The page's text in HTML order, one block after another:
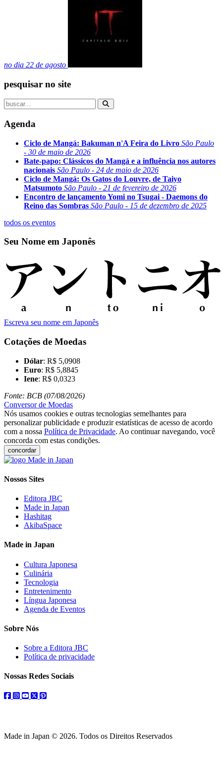
no dia 22 de agosto
pesquisar no site
Agenda
Ciclo de Mangá: Bakuman n'A Feira do Livro São Paulo
- 30 de maio de 2026
Bate-papo: Clássicos do Mangá e a influência nos autores
nacionais São Paulo - 24 de maio de 2026
Ciclo de Mangá: Os Gatos do Louvre, de Taiyo
Matsumoto São Paulo - 21 de fevereiro de 2026
Encontro de lançamento Yomi no Tsugai - Daemons do
Reino das Sombras São Paulo - 15 de dezembro de 2025
todos os eventos
Seu Nome em Japonês
Escreva seu nome em Japonês
Cotações de Moedas
Dólar: R$ 5,0908
Euro: R$ 5,8845
Iene: R$ 0,0323
Fonte: BCB (07/08/2026)
Conversor de Moedas
Nós usamos cookies e outras tecnologias semelhantes para
personalizar publicidade e produzir estatísticas de acesso de acordo
com a nossa Política de Privacidade. Ao continuar navegando, você
concorda com estas condições.
concordar
Nossos Sites
Editora JBC
Made in Japan
Hashitag
AkibaSpace
Made in Japan
Cultura Japonesa
Culinária
Tecnologia
Entretenimento
Língua Japonesa
Agenda de Eventos
Sobre Nós
Sobre a Editora JBC
Política de privacidade
Nossas Redes Sociais
facebook
instagram
youtube
twitterpinterest
Made in Japan © 2026. Todos os Direitos Reservados